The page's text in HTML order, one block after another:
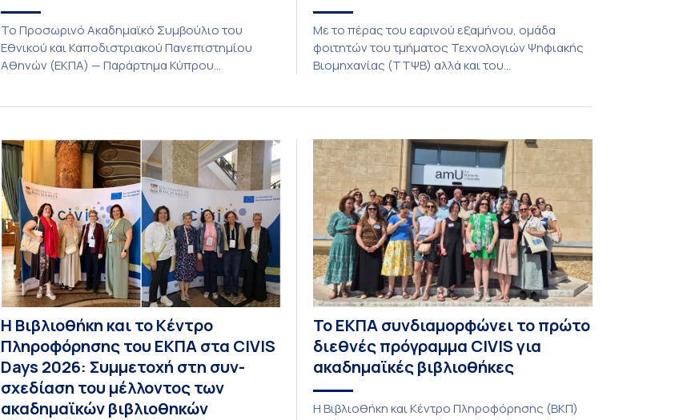
Το Προσωρινό Ακαδημαϊκό Συμβούλιο του
Εθνικού και Καποδιστριακού Πανεπιστημίου
Αθηνών (ΕΚΠΑ) — Παράρτημα Κύπρου
εκδήλωσης ενδιαφέροντος για την φοίτηση σε
Προγράμματα Σπουδών, Τμημάτων του
Πανεπιστημίου μας στο Παράρτημα Κύπρου για
το ακαδημαϊκό έτος 2026-2027, έως τη Δευτέρα
31 Αυγούστου 2026. […]
Με το πέρας του εαρινού εξαμήνου, ομάδα
φοιτητών του τμήματος Τεχνολογιών Ψηφιακής
Βιομηχανίας (ΤΤΨΒ) αλλά και του
λειτουργεί πλέον στο Συγκρότημα Ευρίπου και
εντάσσεται στο παγκόσμιο δίκτυο SatNOGS. Η
ιδέα προέκυψε έπειτα από την επίσκεψη
φοιτητών του ΤΤΨΒ στο Open Source […]
Η Βιβλιοθήκη και το Κέντρο
Πληροφόρησης του ΕΚΠΑ στα CIVIS
Days 2026: Συμμετοχή στη συν-
σχεδίαση του μέλλοντος των
ακαδημαϊκών βιβλιοθηκών
Το ΕΚΠΑ συνδιαμορφώνει το πρώτο
διεθνές πρόγραμμα CIVIS για
ακαδημαϊκές βιβλιοθήκες
Η Βιβλιοθήκη και Κέντρο Πληροφόρησης (ΒΚΠ)